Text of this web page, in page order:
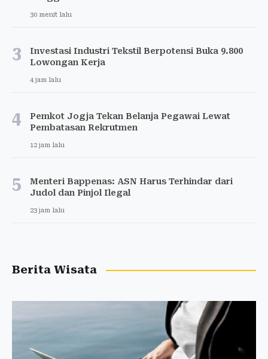
30 menit lalu
3
Investasi Industri Tekstil Berpotensi Buka 9.800
Lowongan Kerja
4 jam lalu
4
Pemkot Jogja Tekan Belanja Pegawai Lewat
Pembatasan Rekrutmen
12 jam lalu
5
Menteri Bappenas: ASN Harus Terhindar dari
Judol dan Pinjol Ilegal
23 jam lalu
Berita Wisata